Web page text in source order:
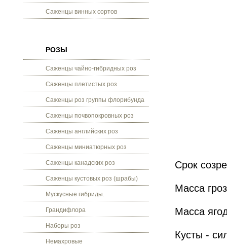
Саженцы винных сортов
РОЗЫ
Саженцы чайно-гибридных роз
Саженцы плетистых роз
Саженцы роз группы флорибунда
Саженцы почвопокровных роз
Саженцы английских роз
Саженцы миниатюрных роз
Саженцы канадских роз
Саженцы кустовых роз (шрабы)
Мускусные гибриды.
Грандифлора
Наборы роз
Немахровые
Срок
Масса
Масса
Кусты -